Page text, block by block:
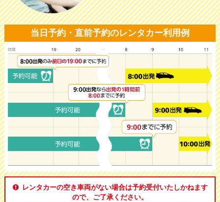
当日予約・直前予約のレンタカー利用例
レンタカーの空き車両がない場合は予約受付いたしかねます
ので、ご了承ください。